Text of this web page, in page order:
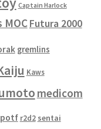
Captain Harlock
Futura 2000
gremlins
Kaws
medicom
potf r2d2 sentai